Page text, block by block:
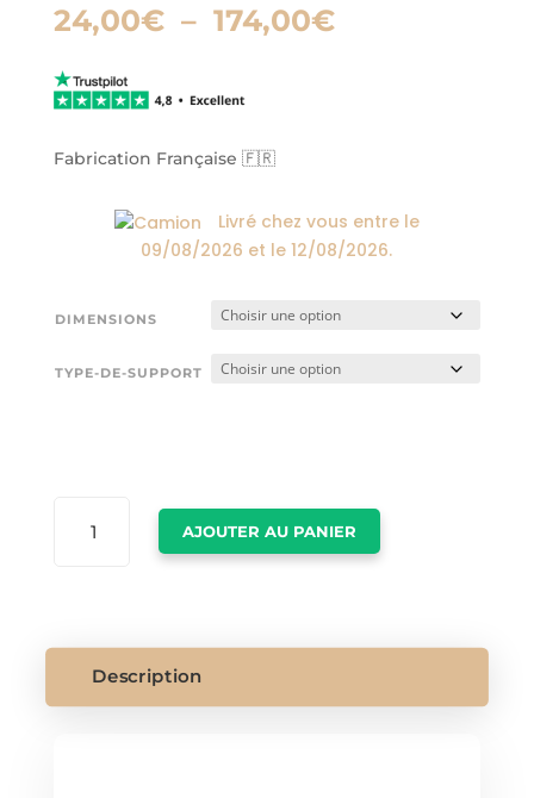
24,00€ – 174,00€Plage
Fabrication Française 🇫🇷
Livré chez vous entre le
09/08/2026 et le12/08/2026.
DIMENSIONS
TYPE-DE-SUPPORT
AJOUTER AU PANIER
Description